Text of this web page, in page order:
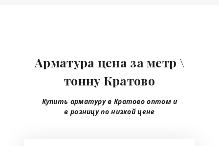
Арматура цена за метр \
тонну Кратово
Купить арматуру в Кратовооптоми
в розницупо низкой цене